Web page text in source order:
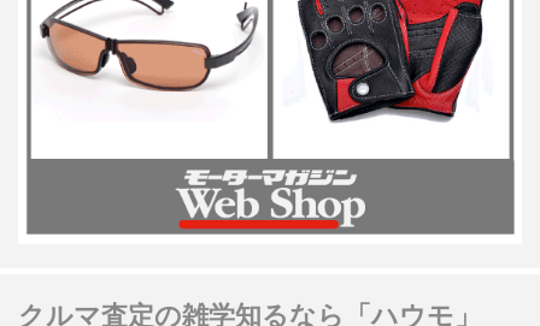
クルマ査定の雑学知るなら「ハウモ」